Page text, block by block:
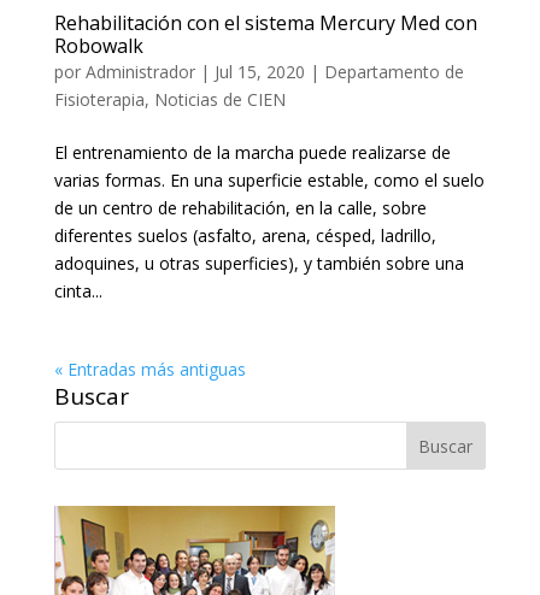
Rehabilitación con el sistema Mercury Med con
Robowalk
por Administrador| Jul 15, 2020 | Departamento de
Fisioterapia, Noticias de CIEN
El entrenamiento de la marcha puede realizarse de
varias formas. En una superficie estable, como el suelo
de un centro de rehabilitación, en la calle, sobre
diferentes suelos (asfalto, arena, césped, ladrillo,
adoquines, u otras superficies), y también sobre una
cinta...
« Entradas más antiguas
Buscar